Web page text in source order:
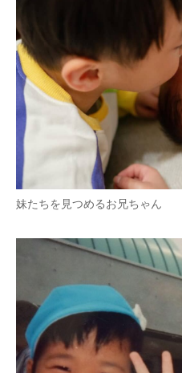
妹たちを見つめるお兄ちゃん